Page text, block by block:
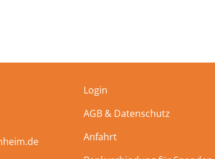
Login
AGB & Datenschutz
Anfahrt